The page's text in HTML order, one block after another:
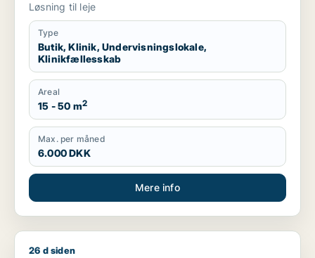
Løsning til leje
Type
Butik, Klinik, Undervisningslokale,
Klinikfællesskab
Areal
15 - 50 m2
Max. per måned
6.000 DKK
Mere info
Jeg søger butik eller klinik til leje i Hillerød
26 d siden